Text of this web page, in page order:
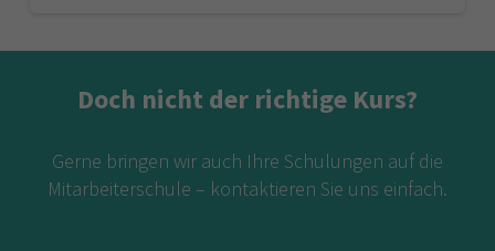
Doch nicht der richtige Kurs?
Gerne bringen wir auch Ihre Schulungen auf die
Mitarbeiterschule – kontaktieren Sie uns einfach.